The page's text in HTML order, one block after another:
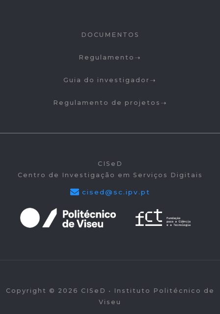
DOCUMENTOS
Regulamento
Guia do investigador
Regulamento de projetos
CISeD
Centro de Investigação em Serviços Digitais
cised@sc.ipv.pt
Copyright © 2026 CISeD • Instituto Politécnico de
Viseu